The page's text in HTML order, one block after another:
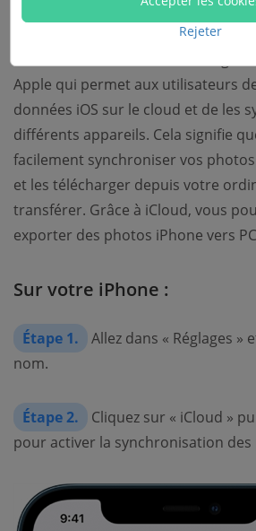
Apple qui permet aux utilisateurs
données iOS sur le cloud et de les
différents appareils. Cela signifie
facilement synchroniser vos
et les télécharger depuis votre
transférer. Grâce à iCloud, vous
exporter des photos iPhone vers
Sur votre iPhone :
Étape 1.
Allez dans « Réglages »
nom.
Étape 2.
Cliquez sur « iCloud »
pour activer la synchronisation des
Rejeter